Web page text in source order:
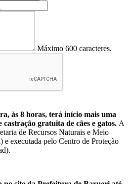
Máximo 600 caracteres.
às 8 horas, terá início mais uma
castração gratuita de cães e gatos. A
de Recursos Naturais e Meio
e executada pelo Centro de Proteção